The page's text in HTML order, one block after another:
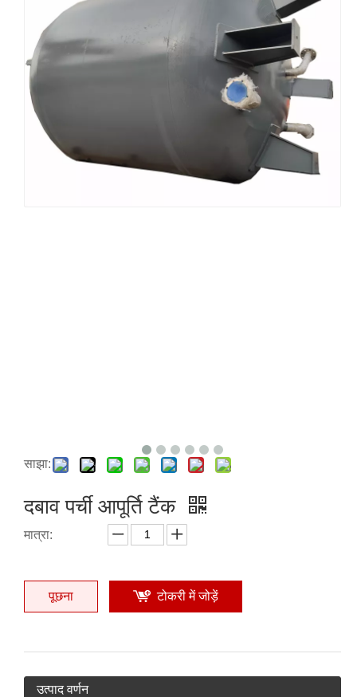
साझा:
दबाव पर्ची आपूर्ति टैंक
मात्रा:
पूछना टोकरी में जोड़ें
उत्पाद वर्णन